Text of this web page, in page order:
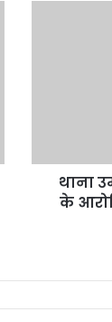
थाना
के